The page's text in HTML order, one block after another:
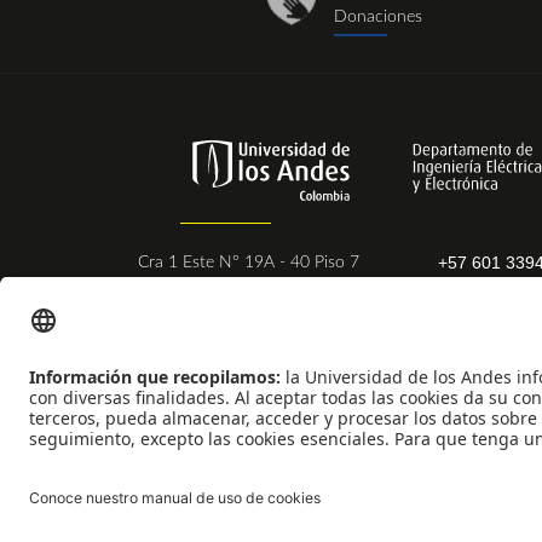
Donaciones
Cra 1 Este N° 19A - 40 Piso 7
+57 601
Reconocimiento personería jurídica: Resolución 28 del 23 de febrero de